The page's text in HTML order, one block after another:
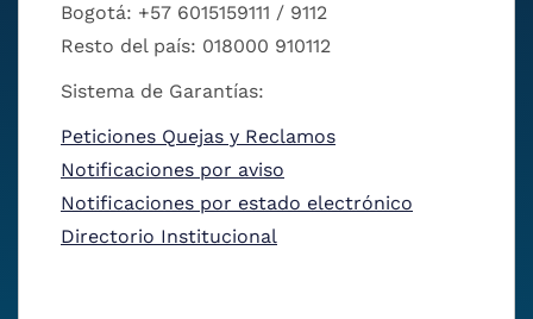
Bogotá: +57 6015159111 / 9112
Resto del país: 018000 910112
Sistema de Garantías:
Peticiones Quejas y Reclamos
Notificaciones por aviso
Notificaciones por estado electrónico
Directorio Institucional